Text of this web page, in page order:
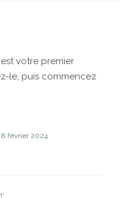
votre premier
le, puis commencez
8 février 2024